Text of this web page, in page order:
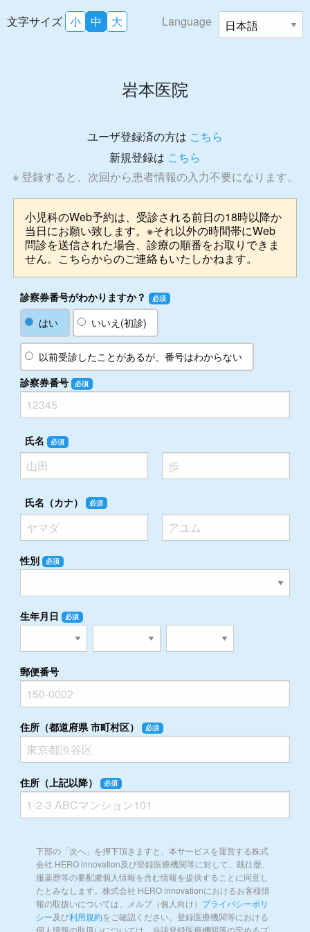
文字サイズ 小 中 大 Language
岩本医院
ユーザ登録済の方は こちら
新規登録は こちら
※ 登録すると、次回から患者情報の入力不要になります。
小児科のWeb予約は、受診される前日の18時以降か
当日にお願い致します。※それ以外の時間帯にWeb
問診を送信された場合、診療の順番をお取りできま
せん。こちらからのご連絡もいたしかねます。
診察券番号がわかりますか？ 必須
はい いいえ(初診)
以前受診したことがあるが、番号はわからない
診察券番号
必須
氏名 必須
氏名（カナ） 必須
性別 必須
生年月日 必須
郵便番号
住所（都道府県 市町村区） 必須
住所（上記以降） 必須
下部の「次へ」を押下頂きますと、本サービスを運営する株式
会社 HERO innovation及び登録医療機関等に対して、既往歴、
服薬歴等の要配慮個人情報を含む情報を提供することに同意し
たとみなします。株式会社 HERO innovationにおけるお客様情
報の取扱いについては、メルプ（個人向け） プライバシーポリ
シー及び利用規約をご確認ください。登録医療機関等における
個人情報の取扱いについては、当該登録医療機関等の定めるプ